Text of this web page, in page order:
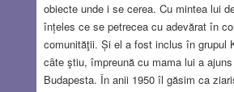
obiecte unde i se cerea. Cu mintea lui
înțeles ce se petrecea cu adevărat în
comunităţii. Și el a fost inclus în grupul
cȃte ştiu, împreună cu mama lui a
Budapesta. În anii 1950 îl găsim ca